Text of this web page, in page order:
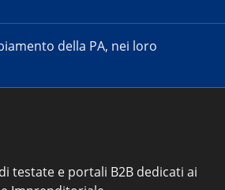
della PA, nei loro
testate e portali B2B dedicati ai